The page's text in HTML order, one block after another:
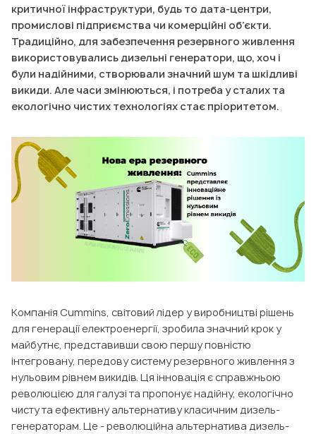
критичної інфраструктури, будь то дата-центри,
промислові підприємства чи комерційні об’єкти.
Традиційно, для забезпечення резервного живлення
використовувались дизельні генератори, що, хоч і
були надійними, створювали значний шум та шкідливі
викиди. Але часи змінюються, і потреба у сталих та
екологічно чистих технологіях стає пріоритетом.
Компанія Cummins, світовий лідер у виробництві рішень
для генерації електроенергії, зробила значний крок у
майбутнє, представивши свою першу повністю
інтегровану, передову систему резервного живлення з
нульовим рівнем викидів. Ця інновація є справжньою
революцією для галузі та пропонує надійну, екологічно
чисту та ефективну альтернативу класичним дизель-
генераторам. Це - революційна альтернатива дизель-